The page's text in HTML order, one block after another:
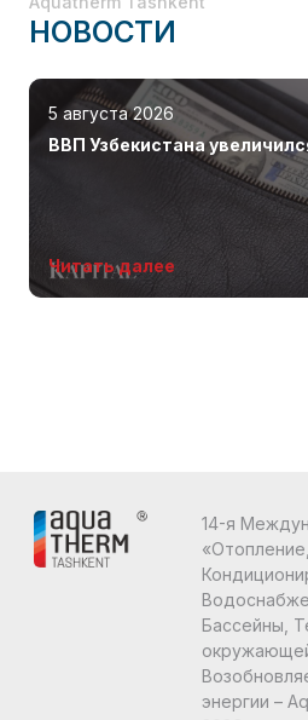
НОВОСТИ
5 августа 2026
ВВП Узбекистана
Читать далее
14-я
Бассейны,
энергии –